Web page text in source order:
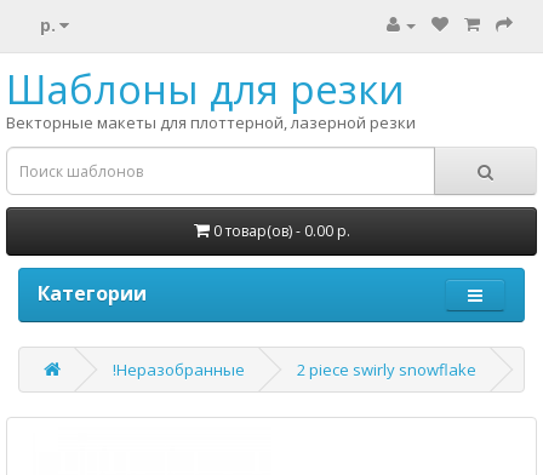
р.
Шаблоны для резки
Векторные макеты для плоттерной, лазерной резки
0 товар(ов) - 0.00 р.
Категории
!Неразобранные 2 piece swirly snowflake